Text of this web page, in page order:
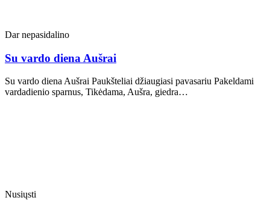
Dar nepasidalino
Su vardo diena Aušrai
Su vardo diena Aušrai Paukšteliai džiaugiasi pavasariu Pakeldami
vardadienio sparnus, Tikėdama, Aušra, giedra…
Nusiųsti